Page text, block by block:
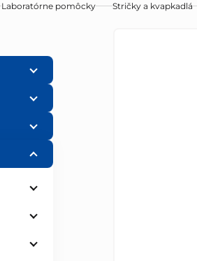
Laboratórne pomôcky Stričky a kvapkadlá